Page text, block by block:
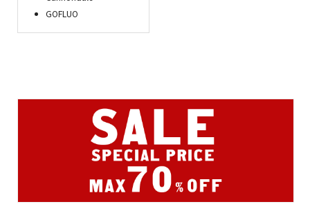
GOFLUO